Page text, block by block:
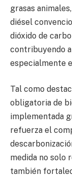
grasas
diésel
dióxido de
contribuyendo
especialmente
Tal como
obligatoria de
implementada
refuerza el
medida no solo
también